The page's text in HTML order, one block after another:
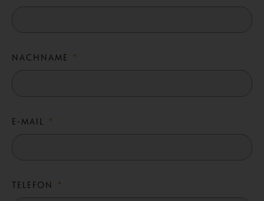
NACHNAME
E-MAIL
TELEFON